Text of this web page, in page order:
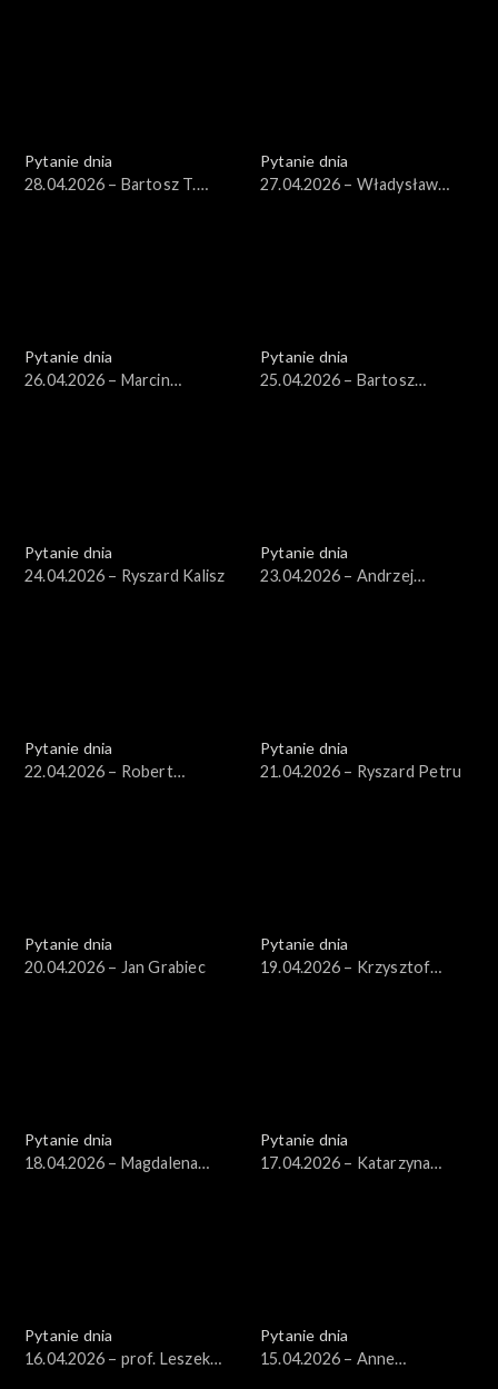
Pytanie dnia
28.04.2026 – Bartosz T.
Pytanie dnia
27.04.2026 – Władysław
Pytanie dnia
26.04.2026 – Marcin
Pytanie dnia
25.04.2026 – Bartosz
Pytanie dnia
24.04.2026 – Ryszard Kalisz
Pytanie dnia
23.04.2026 – Andrzej
Pytanie dnia
22.04.2026 – Robert
Pytanie dnia
21.04.2026 – Ryszard Petru
Pytanie dnia
20.04.2026 – Jan Grabiec
Pytanie dnia
19.04.2026 – Krzysztof
Pytanie dnia
18.04.2026 – Magdalena
Pytanie dnia
17.04.2026 – Katarzyna
Pytanie dnia
16.04.2026 – prof. Leszek
Pytanie dnia
15.04.2026 – Anne